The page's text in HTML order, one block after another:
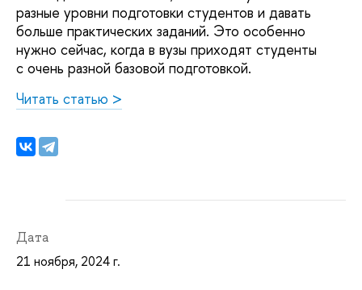
разные уровни подготовки студентов и давать
больше практических заданий. Это особенно
нужно сейчас, когда в вузы приходят студенты
с очень разной базовой подготовкой.
Читать статью >
Дата
21 ноября, 2024 г.